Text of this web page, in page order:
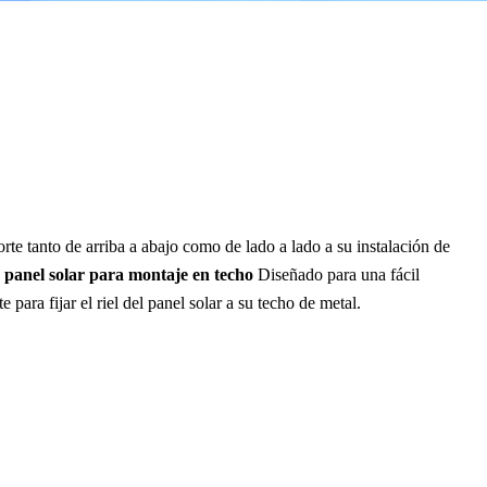
tanto de arriba a abajo como de lado a lado a su instalación de
solar para montaje en techo Diseñado para una fácil
para fijar el riel del panel solar a su techo de metal.